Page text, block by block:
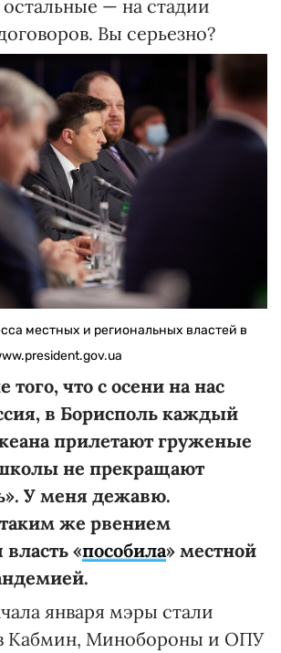
— на стадии
Вы серьезно?
местных и региональных властей в
того, что с осени на нас
в Борисполь каждый
прилетают груженые
не прекращают
У меня дежавю.
же рвением
«пособила» местной
января мэры стали
Кабмин, Минобороны и ОПУ